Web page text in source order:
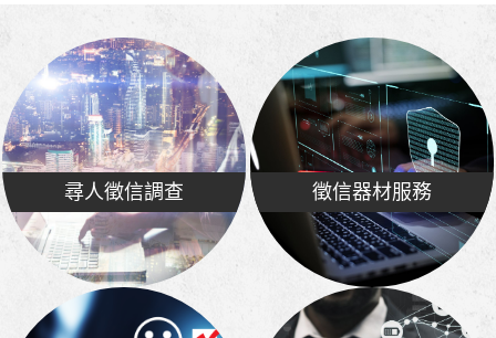
尋人徵信調查 徵信器材服務